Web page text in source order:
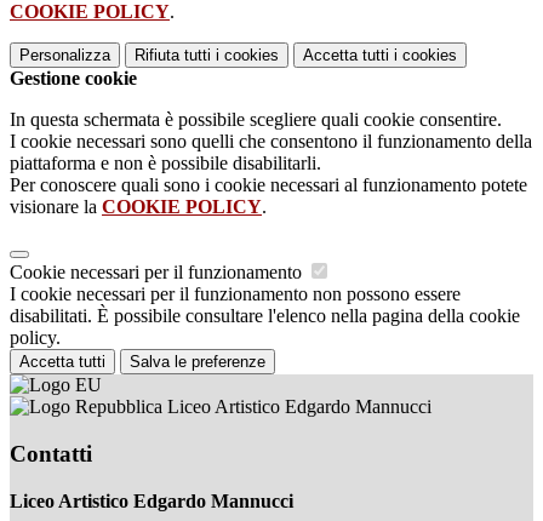
COOKIE POLICY.
Personalizza Rifiuta tutti i cookies Accetta tutti i cookies
Gestione cookie
In questa schermata è possibile scegliere quali cookie consentire.
I cookie necessari sono quelli che consentono il funzionamento della
piattaforma e non è possibile disabilitarli.
Per conoscere quali sono i cookie necessari al funzionamento potete
visionare la COOKIE POLICY.
Cookie necessari per il funzionamento
I cookie necessari per il funzionamento non possono essere
disabilitati. È possibile consultare l'elenco nella pagina della cookie
policy.
Accetta tutti Salva le preferenze
Liceo Artistico Edgardo Mannucci
Contatti
Liceo Artistico Edgardo Mannucci